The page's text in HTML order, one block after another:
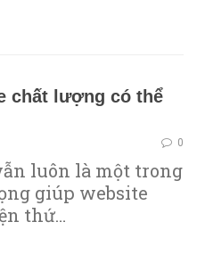
chất lượng có thể
0
luôn là một trong
giúp website
thứ…